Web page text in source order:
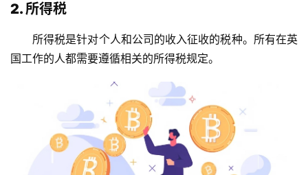
2. 所得税
所得税是针对个人和公司的收入征收的税种。所有在英
国工作的人都需要遵循相关的所得税规定。